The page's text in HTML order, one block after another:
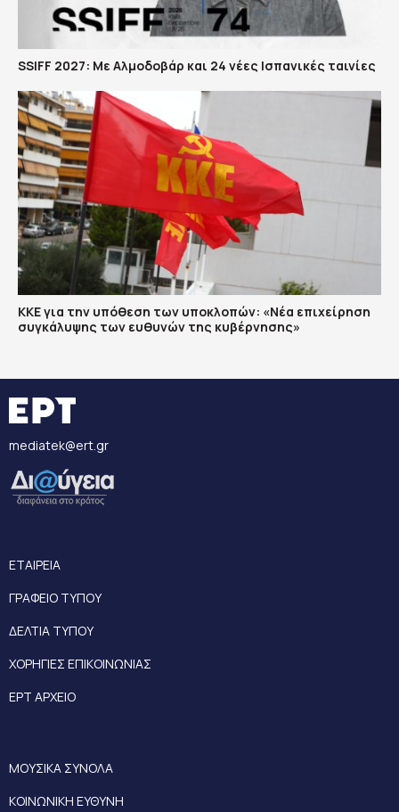
SSIFF 2027: Με Αλμοδοβάρ και 24 νέες Ισπανικές ταινίες
ΚΚΕ για την υπόθεση των υποκλοπών: «Νέα επιχείρηση
συγκάλυψης των ευθυνών της κυβέρνησης»
mediatek@ert.gr
ΕΤΑΙΡΕΙΑ
ΓΡΑΦΕΙΟ ΤΥΠΟΥ
ΔΕΛΤΙΑ ΤΥΠΟΥ
ΧΟΡΗΓΙΕΣ ΕΠΙΚΟΙΝΩΝΙΑΣ
ΕΡΤ ΑΡΧΕΙΟ
ΜΟΥΣΙΚΑ ΣΥΝΟΛΑ
ΚΟΙΝΩΝΙΚΗ ΕΥΘΥΝΗ